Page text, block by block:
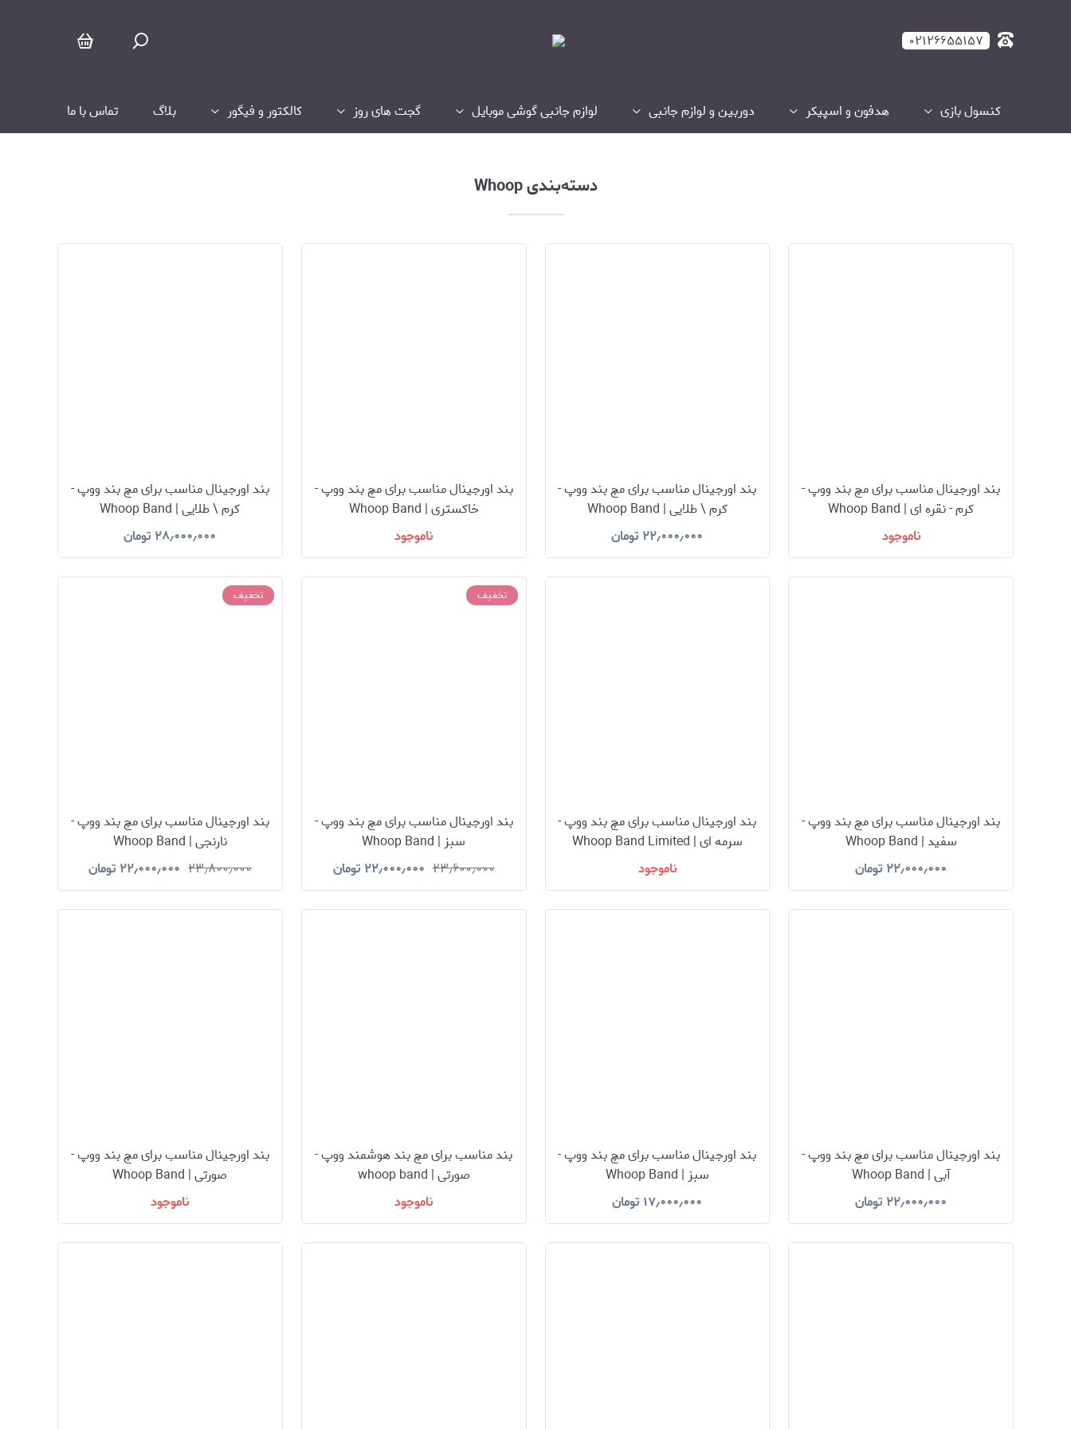
۰۲۱۲۶۶۵۵۱۵۷
کنسول بازی هدفون و اسپیکر دوربین و لوازم جانبی لوازم جانبی گوشی موبایل گجت های روز کالکتور و فیگور بلاگ تماس با ما
دسته‌بندی Whoop
بند اورجینال مناسب برای مچ بند ووپ -
کرم - نقره ای | Whoop Band
ناموجود
بند اورجینال مناسب برای مچ بند ووپ -
کرم \ طلایی | Whoop Band
۲۲٫۰۰۰٫۰۰۰ تومان
بند اورجینال مناسب برای مچ بند ووپ -
خاکستری | Whoop Band
ناموجود
بند اورجینال مناسب برای مچ بند ووپ -
کرم \ طلایی | Whoop Band
۲۸٫۰۰۰٫۰۰۰ تومان
بند اورجینال مناسب برای مچ بند ووپ -
سفید | Whoop Band
۲۲٫۰۰۰٫۰۰۰ تومان
بند اورجینال مناسب برای مچ بند ووپ -
سرمه ای | Whoop Band Limited
Edition CR7
ناموجود
تخفیف
بند اورجینال مناسب برای مچ بند ووپ -
سبز | Whoop Band
۲۳٫۶۰۰٫۰۰۰ ۲۲٫۰۰۰٫۰۰۰ تومان
تخفیف
بند اورجینال مناسب برای مچ بند ووپ -
نارنجی | Whoop Band
۲۳٫۸۰۰٫۰۰۰ ۲۲٫۰۰۰٫۰۰۰ تومان
بند اورجینال مناسب برای مچ بند ووپ -
آبی | Whoop Band
۲۲٫۰۰۰٫۰۰۰ تومان
بند اورجینال مناسب برای مچ بند ووپ -
سبز | Whoop Band
۱۷٫۰۰۰٫۰۰۰ تومان
بند مناسب برای مچ بند هوشمند ووپ -
صورتی | whoop band
ناموجود
بند اورجینال مناسب برای مچ بند ووپ -
صورتی | Whoop Band
ناموجود